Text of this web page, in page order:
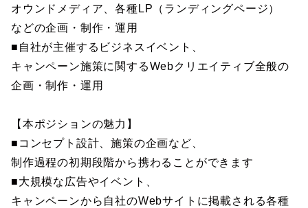
オウンドメディア、各種LP（ランディングページ）
などの企画・制作・運用
■自社が主催するビジネスイベント、
キャンペーン施策に関するWebクリエイティブ全般の
企画・制作・運用
【本ポジションの魅力】
■コンセプト設計、施策の企画など、
制作過程の初期段階から携わることができます
■大規模な広告やイベント、
キャンペーンから自社のWebサイトに掲載される各種